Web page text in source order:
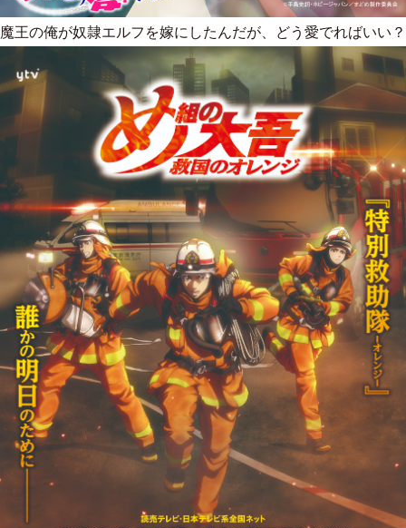
魔王の俺が奴隷エルフを嫁にしたんだが、どう愛でればいい？